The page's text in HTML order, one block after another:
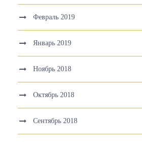
Февраль 2019
Январь 2019
Ноябрь 2018
Октябрь 2018
Сентябрь 2018